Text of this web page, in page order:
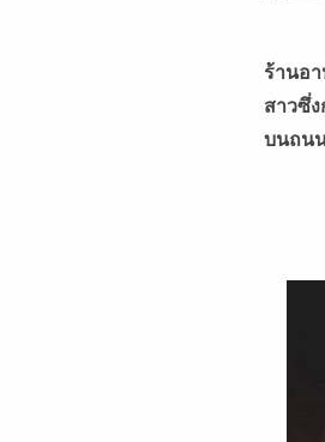
ร้านอ
สาวซึ่
บนถน